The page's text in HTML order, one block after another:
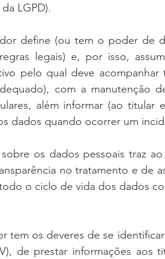
LGPD).
define (ou tem o poder de
legais) e, por isso,
pelo qual deve
com a manutenção
além informar (ao titular
dados quando ocorrer um
os dados pessoais traz
no tratamento e de
o ciclo de vida dos dados
tem os deveres de se
de prestar informações aos